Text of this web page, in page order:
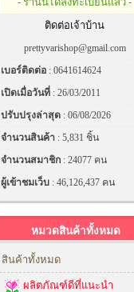
ติดต่อเจ้าบ้าน
prettyvarishop@gmail.com
เบอร์ติดต่อ : 0641614624
เปิดเมื่อวันที่ : 26/03/2011
ปรับปรุงล่าสุด : 06/08/2026
จำนวนสินค้า : 5,831 ชิ้น
จำนวนสมาชิก : 24077 คน
ผู้เข้าชมเว็บ : 46,126,437 คน
หมวดสินค้าทั้งหมด
สินค้าทั้งหมด
ผลิตภัณฑ์ดีที่แนะนำ